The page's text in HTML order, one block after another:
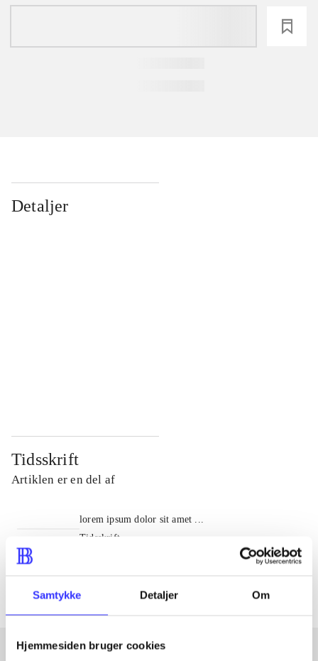
Samtykke Detaljer Om
Hjemmesiden bruger cookies
Detaljer
Tidsskrift
Artiklen er en del af
lorem ipsum dolor sit amet ...
Tidsskrift
Artiklerne i